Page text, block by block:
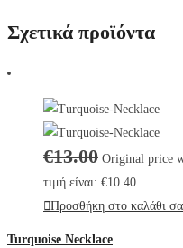
Σχετικά προϊόντα
€13.00 Original price
τιμή είναι: €10.40.
Προσθήκη στο καλάθι
Turquoise Necklace